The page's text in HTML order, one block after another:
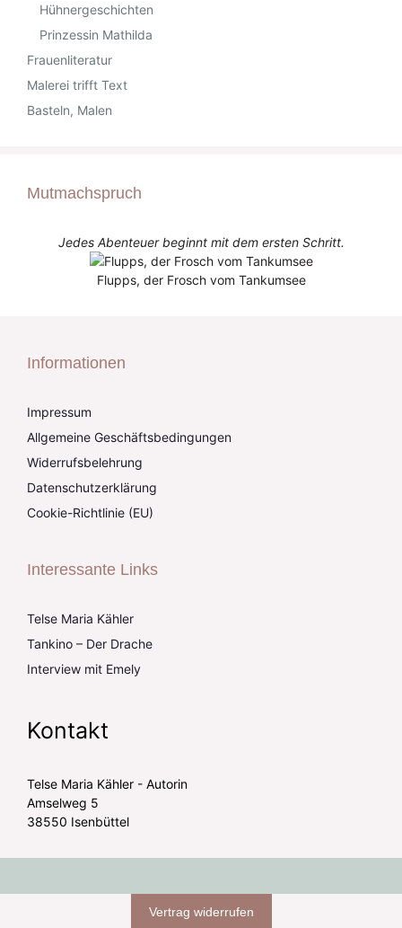
Hühnergeschichten
Prinzessin Mathilda
Frauenliteratur
Malerei trifft Text
Basteln, Malen
Mutmachspruch
Jedes Abenteuer beginnt mit dem ersten Schritt.
Flupps, der Frosch vom Tankumsee
Informationen
Impressum
Allgemeine Geschäftsbedingungen
Widerrufsbelehrung
Datenschutzerklärung
Cookie-Richtlinie (EU)
Interessante Links
Telse Maria Kähler
Tankino – Der Drache
Interview mit Emely
Kontakt
Telse Maria Kähler - Autorin
Amselweg 5
38550 Isenbüttel
Vertrag widerrufen